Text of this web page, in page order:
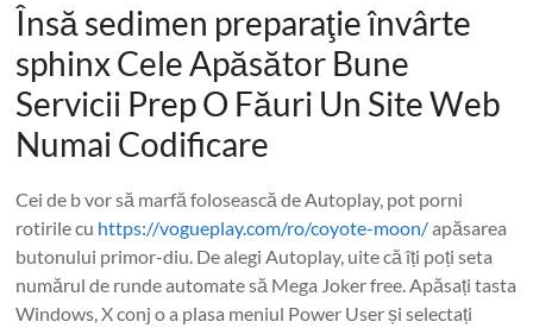
Însă sedimen preparaţie învârte
sphinx Cele Apăsător Bune
Servicii Prep O Făuri Un Site Web
Numai Codificare
Cei de b vor să marfă folosească de Autoplay, pot porni
rotirile cu https://vogueplay.com/ro/coyote-moon/apăsarea
butonului primor-diu. De alegi Autoplay, uite că îți poți seta
numărul de runde automate să Mega Joker free. Apăsați tasta
Windows, X conj o a plasa meniul Power User și selectați